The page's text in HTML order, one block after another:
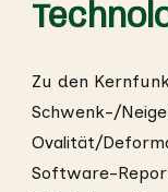
Zu den
Schwenk-/
Ovalität/
Software-